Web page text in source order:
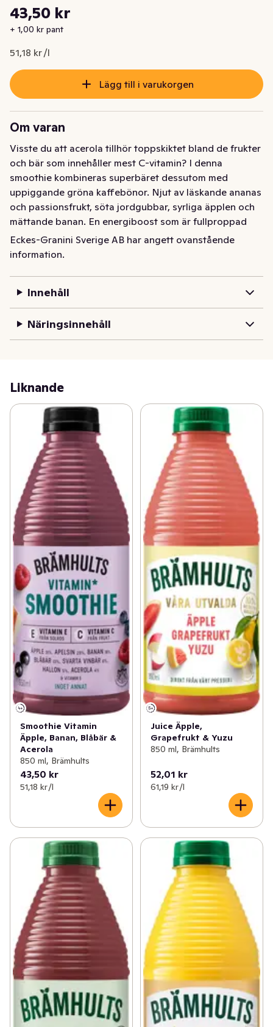
Nuvarande pris är: 43,50 kr
43,50 kr
+ 1,00 kr pant
51,18 kr /l
Styckpris: 51,18 kr /l
Lägg till i varukorgen
Om varan
Visste du att acerola tillhör toppskiktet bland de frukter
och bär som innehåller mest C-vitamin? I denna
smoothie kombineras superbäret dessutom med
uppiggande gröna kaffebönor. Njut av läskande ananas
och passionsfrukt, söta jordgubbar, syrliga äpplen och
mättande banan. En energiboost som är fullproppad
med massor av härligheter som gör gott för huden och
immunförsvaret och bidrar till att minska trötthet och
Eckes-Granini Sverige AB har angett ovanstående
information.
Innehåll
Näringsinnehåll
Liknande
Smoothie Vitamin
Äpple, Banan, Blåbär &
Acerola
850 ml, Brämhults
43,50 kr
51,18 kr /l
Juice Äpple,
Grapefrukt & Yuzu
850 ml, Brämhults
52,01 kr
61,19 kr /l